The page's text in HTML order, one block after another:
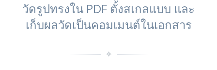
วัดรูปทรงใน PDF ตั้งสเกลแบบ และ
เก็บผลวัดเป็นคอมเมนต์ในเอกสาร
✧